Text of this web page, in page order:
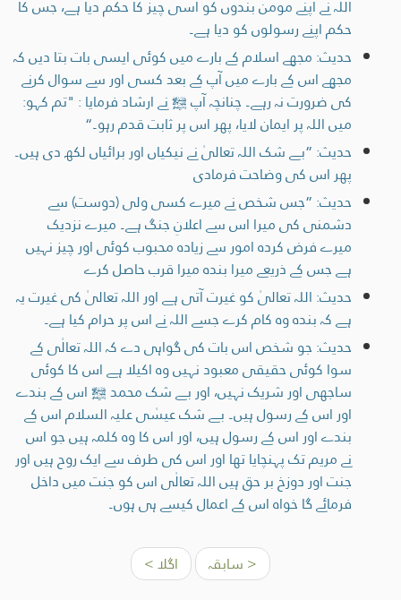
اللہ نے اپنے مومن بندوں کو اسی چیز کا حکم دیا ہے، جس کا
حکم اپنے رسولوں کو دیا ہے۔
حدیث: مجھے اسلام کے بارے میں کوئی ایسی بات بتا دیں کہ
مجھے اس کے بارے میں آپ کے بعد کسی اور سے سوال کرنے
کی ضرورت نہ رہے۔ چنانچہ آپ ﷺ نے ارشاد فرمایا : "تم کہو:
میں اللہ پر ایمان لایا، پھر اس پر ثابت قدم رہو۔“
حدیث: ”بے شک اللہ تعالیٰ نے نیکیاں اور برائیاں لکھ دی ہیں۔
پھر اس کی وضاحت فرمادی
حدیث: ”جس شخص نے میرے کسی ولی (دوست) سے
دشمنی کی میرا اس سے اعلانِ جنگ ہے۔ میرے نزدیک
میرے فرض کردہ امور سے زیادہ محبوب کوئی اور چیز نہیں
ہے جس کے ذریعے میرا بندہ میرا قرب حاصل کرے
حدیث: اللہ تعالیٰ کو غیرت آتی ہے اور اللہ تعالیٰ کی غیرت یہ
ہے کہ بندہ وہ کام کرے جسے اللہ نے اس پر حرام کیا ہے۔
حدیث: جو شخص اس بات کی گواہی دے کہ اللہ تعالٰی کے
سوا کوئی حقیقی معبود نہیں وہ اکیلا ہے اس کا کوئی
ساجھی اور شریک نہیں، اور بے شک محمد ﷺ اس کے بندے
اور اس کے رسول ہیں۔ بے شک عیسٰی علیہ السلام اس کے
بندے اور اس کے رسول ہیں، اور اس کا وہ کلمہ ہیں جو اس
نے مریم تک پہنچایا تھا اور اس کی طرف سے ایک روح ہیں اور
جنت اور دوزخ بر حق ہیں اللہ تعالٰی اس کو جنت میں داخل
فرمائے گا خواہ اس کے اعمال کیسے ہی ہوں۔
< سابقہ اگلا >